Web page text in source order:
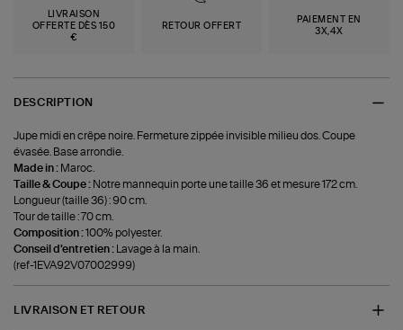
LIVRAISON
OFFERTE DÈS 150
€
RETOUR OFFERT
PAIEMENT EN
3X,4X
DESCRIPTION
Jupe midi en crêpe noire. Fermeture zippée invisible milieu dos. Coupe
évasée. Base arrondie.
Made in : Maroc.
Taille & Coupe : Notre mannequin porte une taille 36 et mesure 172 cm.
Longueur (taille 36) : 90 cm.
Tour de taille : 70 cm.
Composition :100% polyester.
Conseil d'entretien :
Lavage à la main.
(ref-1EVA92V07002999)
LIVRAISON ET RETOUR